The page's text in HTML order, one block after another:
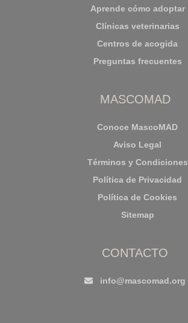
Aprende cómo adoptar
Clínicas veterinarias
Centros de acogida
Preguntas frecuentes
MASCOMAD
Conoce MascoMAD
Aviso Legal
Términos y Condiciones
Política de Privacidad
Política de Cookies
Sitemap
CONTACTO
info@mascomad.org